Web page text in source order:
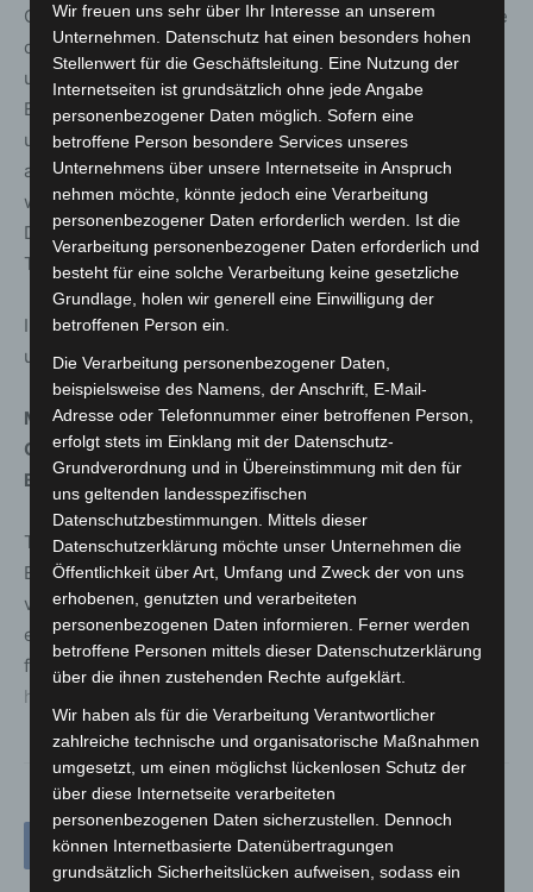
Gesamtdotierung von 52.000 Euro ausgerufen und einige
der besten Dreijährigen des Landes waren angetreten,
um sich den Sieg zu holen. Behaupten konnte sich am
Ende der von Andreas Wöhler trainierte Switsch, der
unter Eduardo Pedroza zu einem spektakulären Treffer
auf der Linie kam. „Die Distanz war eigentlich etwas zu
weit, doch Eddie konnte sich alles vorne gut einteilen.
Der Sieg geht auf seine Kappe“, so der Gütersloher
Trainer nach dem Rennen.
In den zehn Rennen wurden insgesamt 219.574,14 Euro
umgesetzt.
Mit dem Renntag der Gestüte findet am Sonntag, 22.
Oktober 2023, das große Saisonfinale auf der Neuen
Bult statt.
Tickets können schon jetzt online zum Preis von 12,00
Euro oder am Renntag an den Tageskassen zum Preis
von 14,00 Euro (Ermäßigungen für Schüler, Studenten
etc.) erworben werden. Kinder bis 12 Jahre erhalten
freien Eintritt. Weitere Informationen gibt es hier:
https://www.neuebult.de/
Wir freuen uns sehr über Ihr Interesse an unserem
Unternehmen. Datenschutz hat einen besonders hohen
Stellenwert für die Geschäftsleitung. Eine Nutzung der
Internetseiten ist grundsätzlich ohne jede Angabe
personenbezogener Daten möglich. Sofern eine
betroffene Person besondere Services unseres
Unternehmens über unsere Internetseite in Anspruch
nehmen möchte, könnte jedoch eine Verarbeitung
personenbezogener Daten erforderlich werden. Ist die
Verarbeitung personenbezogener Daten erforderlich und
besteht für eine solche Verarbeitung keine gesetzliche
Grundlage, holen wir generell eine Einwilligung der
betroffenen Person ein.
Die Verarbeitung personenbezogener Daten,
beispielsweise des Namens, der Anschrift, E-Mail-
Adresse oder Telefonnummer einer betroffenen Person,
erfolgt stets im Einklang mit der Datenschutz-
Grundverordnung und in Übereinstimmung mit den für
uns geltenden landesspezifischen
Datenschutzbestimmungen. Mittels dieser
Datenschutzerklärung möchte unser Unternehmen die
Öffentlichkeit über Art, Umfang und Zweck der von uns
erhobenen, genutzten und verarbeiteten
personenbezogenen Daten informieren. Ferner werden
betroffene Personen mittels dieser Datenschutzerklärung
über die ihnen zustehenden Rechte aufgeklärt.
Wir haben als für die Verarbeitung Verantwortlicher
zahlreiche technische und organisatorische Maßnahmen
umgesetzt, um einen möglichst lückenlosen Schutz der
über diese Internetseite verarbeiteten
personenbezogenen Daten sicherzustellen. Dennoch
können Internetbasierte Datenübertragungen
grundsätzlich Sicherheitslücken aufweisen, sodass ein